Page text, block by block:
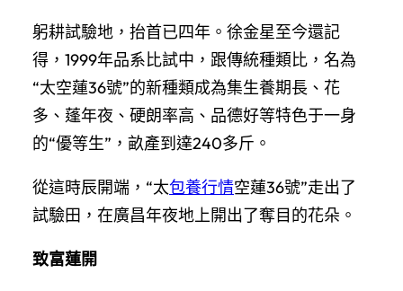
躬耕試驗地，抬首已四年。徐金星至今還記
得，1999年品系比試中，跟傳統種類比，名為
“太空蓮36號”的新種類成為集生養期長、花
多、蓬年夜、硬朗率高、品德好等特色于一身
的“優等生”，畝產到達240多斤。
從這時辰開端，“太包養行情空蓮36號”走出了
試驗田，在廣昌年夜地上開出了奪目的花朵。
致富蓮開